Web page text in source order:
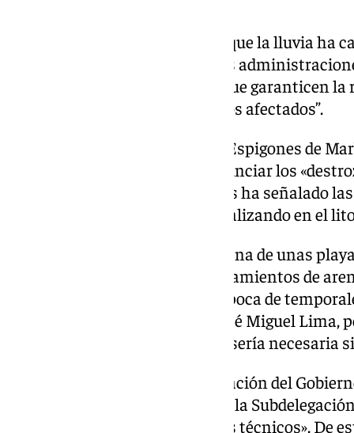
Debido a los notables estragos que la lluvia ha
solicitado la colaboración de las
cabo actuaciones inmediatas que garanticen
reparación de los equipamientos afectados”.
Por su parte, la Asociación Pro Espigones de
de prensa este jueves para denunciar los
ha indicado, ya advirtió. Además ha señalado
Demarcación de Costas está realizando en el
«Llevan un mes trasladando arena de unas
playas y, además, estos desplazamientos de
tienen sentido porque aún es época de
esta semana», ha expresado José Miguel Lima,
incide en que esta actividad no sería necesaria
Sin embargo, desde la Subdelegación del
de Costas. De hecho, fuentes de la
obras «respaldadas por estudios técnicos». De